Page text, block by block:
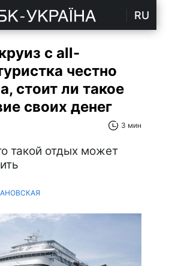
RU
с all-
честно
стоит ли такое
своих денег
3 мин
такой отдых может